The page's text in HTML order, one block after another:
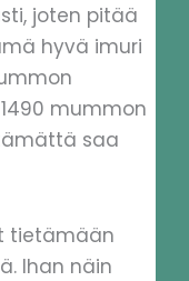
joten pitää
hyvä imuri
mummon
saa
tietämään
Ihan näin